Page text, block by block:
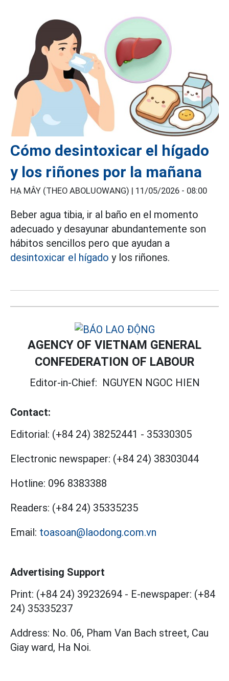
Cómo desintoxicar el hígado
y los riñones por la mañana
HẠ MÂY (THEO ABOLUOWANG) | 11/05/2026 - 08:00
Beber agua tibia, ir al baño en el momento
adecuado y desayunar abundantemente son
hábitos sencillos pero que ayudan a
desintoxicar el hígado y los riñones.
AGENCY OF VIETNAM GENERAL
CONFEDERATION OF LABOUR
Editor-in-Chief: NGUYEN NGOC HIEN
Contact:
Editorial: (+84 24) 38252441 - 35330305
Electronic newspaper: (+84 24) 38303044
Hotline: 096 8383388
Readers: (+84 24) 35335235
Email: toasoan@laodong.com.vn
Advertising Support
Print: (+84 24) 39232694 - E-newspaper: (+84
24) 35335237
Address: No. 06, Pham Van Bach street, Cau
Giay ward, Ha Noi.